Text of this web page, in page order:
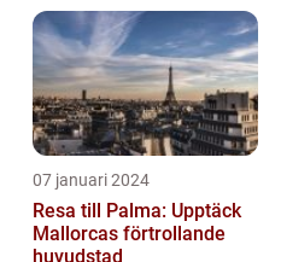
07 januari 2024
Resa till Palma: Upptäck
Mallorcas förtrollande
huvudstad